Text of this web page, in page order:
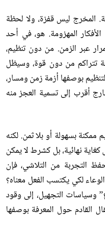
. المخرج ليس قفزة، ولا لحظة
المهزومة. هو، في أحد
عبر الزمن. من دون تنظيم،
تتراكم من دون قوة، وسيظل
بوصفها أزمة زمن ومسار،
أقرب إلى تسمية العجز منه
ممكنة بسهولة أو بلا ثمن.لكنه
نهائية، بل كشرط لا يمكن
التجربة من التلاشي، فإن
لكي يكتسب الفعل معناه؟
وسياسات التجهيل، إلى وقود
القادم حول المعرفة بوصفها